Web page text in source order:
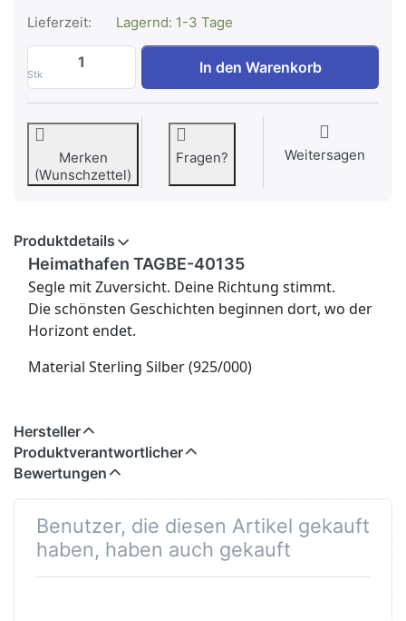
Lieferzeit: Lagernd: 1-3 Tage
Stk
Heimathafen TAGBE-40135 zu 79,00 €,
In den Warenkorb
Merken
(Wunschzettel)
Fragen? Weitersagen
Produktdetails
Heimathafen TAGBE-40135
Segle mit Zuversicht. Deine Richtung stimmt.
Die schönsten Geschichten beginnen dort, wo der
Horizont endet.
Material Sterling Silber (925/000)
Hersteller
Produktverantwortlicher
Bewertungen
Benutzer, die diesen Artikel gekauft
haben, haben auch gekauft